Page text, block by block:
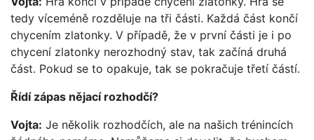
tedy víceméně rozděluje na tři části. Každá část končí
chycením zlatonky. V případě, že v první části je i po
chycení zlatonky nerozhodný stav, tak začíná druhá
část. Pokud se to opakuje, tak se pokračuje třetí částí.
Řídí zápas nějací rozhodčí?
Vojta: Je několik rozhodčích, ale na našich trénincích